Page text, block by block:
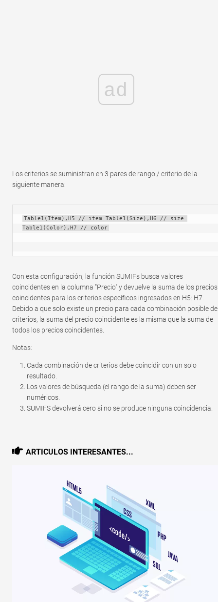
ad
Los criterios se suministran en 3 pares de rango / criterio de la
siguiente manera:
Table1(Item),H5 // item Table1(Size),H6 // size
Table1(Color),H7 // color
Con esta configuración, la función SUMIFs busca valores
coincidentes en la columna "Precio" y devuelve la suma de los precios
coincidentes para los criterios específicos ingresados ​​en H5: H7.
Debido a que solo existe un precio para cada combinación posible de
criterios, la suma del precio coincidente es la misma que la suma de
todos los precios coincidentes.
Notas:
Cada combinación de criterios debe coincidir con un solo
resultado.
Los valores de búsqueda (el rango de la suma) deben ser
numéricos.
SUMIFS devolverá cero si no se produce ninguna coincidencia.
ARTICULOS INTERESANTES...